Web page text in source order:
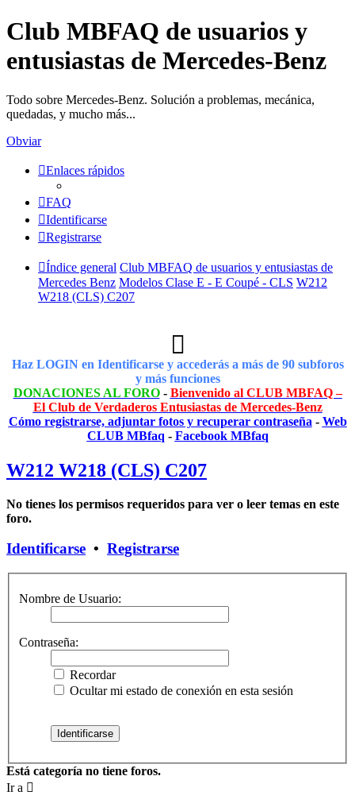
Club MBFAQ de usuarios y
entusiastas de Mercedes-Benz
Todo sobre Mercedes-Benz. Solución a problemas, mecánica,
quedadas, y mucho más...
Obviar
Enlaces rápidos
FAQ
Identificarse
Registrarse
Índice general Club MBFAQ de usuarios y entusiastas de
Mercedes Benz Modelos Clase E - E Coupé - CLS W212
W218 (CLS) C207
Haz LOGIN en Identificarse y accederás a más de 90 subforos
y más funciones
DONACIONES AL FORO- Bienvenido al CLUB MBFAQ –
El Club de Verdaderos Entusiastas de Mercedes-Benz
Cómo registrarse, adjuntar fotos y recuperar contraseña - Web
CLUB MBfaq - Facebook MBfaq
W212 W218 (CLS) C207
No tienes los permisos requeridos para ver o leer temas en este
foro.
Identificarse • Registrarse
Nombre de Usuario:
Contraseña:
Recordar
Ocultar mi estado de conexión en esta sesión
Está categoría no tiene foros.
Ir a